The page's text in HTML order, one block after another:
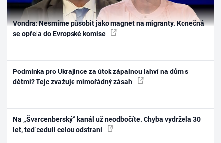
Vondra: Nesmíme působit jako magnet na migranty. Konečná
se opřela do Evropské komise
Podmínka pro Ukrajince za útok zápalnou lahví na dům s
dětmi? Tejc zvažuje mimořádný zásah
Na „Švarcenberský“ kanál už neodbočíte. Chyba vydržela 30
let, teď ceduli celou odstraní